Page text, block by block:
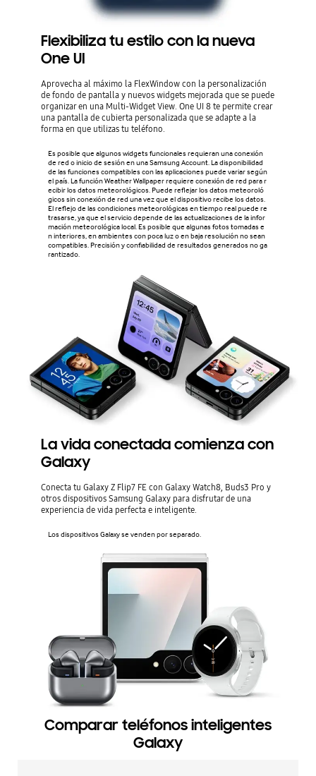
Flexibiliza tu estilo con la nueva
One UI
Aprovecha al máximo la FlexWindow con la personalización
de fondo de pantalla y nuevos widgets mejorada que se puede
organizar en una Multi-Widget View. One UI 8 te permite crear
una pantalla de cubierta personalizada que se adapte a la
forma en que utilizas tu teléfono.
Es posible que algunos widgets funcionales requieran una conexión
de red o inicio de sesión en una Samsung Account. La disponibilidad
de las funciones compatibles con las aplicaciones puede variar según
el país. La función Weather Wallpaper requiere conexión de red para r
ecibir los datos meteorológicos. Puede reflejar los datos meteoroló
gicos sin conexión de red una vez que el dispositivo recibe los datos.
El reflejo de las condiciones meteorológicas en tiempo real puede re
trasarse, ya que el servicio depende de las actualizaciones de la infor
mación meteorológica local. Es posible que algunas fotos tomadas e
n interiores, en ambientes con poca luz o en baja resolución no sean
compatibles. Precisión y confiabilidad de resultados generados no ga
rantizado.
La vida conectada comienza con
Galaxy
Conecta tu Galaxy Z Flip7 FE con Galaxy Watch8, Buds3 Pro y
otros dispositivos Samsung Galaxy para disfrutar de una
experiencia de vida perfecta e inteligente.
Los dispositivos Galaxy se venden por separado.
Comparar teléfonos inteligentes
Galaxy